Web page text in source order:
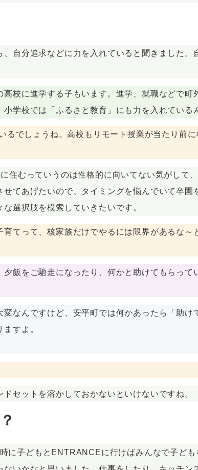
自分追求などに力を入れていると聞きました。
校に進学する子もいます。進学、就職などで町
学校では「ふるさと教育」にも力を入れている
でしょうね。高校もリモート授業が当たり前に
住むっていうのは性格的に向いてない気がして
てあげたいので、タイミングを悩んでいて卒園
選択肢を模索していきたいです。
てって、核家族だけでやるには限界があるな～
飯をご馳走になったり、何かと助けてもらって
なんですけど、安平町では何かあったら「助け
すよ。
セットを溶かしておかないといけないですね。
子どもとENTRANCEに行けばみんなで子ども